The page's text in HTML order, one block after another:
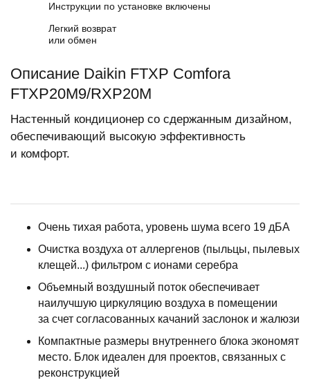
Инструкции по установке включены
Легкий возврат
или обмен
Описание Daikin FTXP Comfora
FTXP20M9/RXP20M
Настенный кондиционер со сдержанным дизайном,
обеспечивающий высокую эффективность
и комфорт.
Очень тихая работа, уровень шума всего 19 дБА
Очистка воздуха от аллергенов (пыльцы, пылевых
клещей...) фильтром с ионами серебра
Объемный воздушный поток обеспечивает
наилучшую циркуляцию воздуха в помещении
за счет согласованных качаний заслонок и жалюзи
Компактные размеры внутреннего блока экономят
место. Блок идеален для проектов, связанных с
реконструкцией